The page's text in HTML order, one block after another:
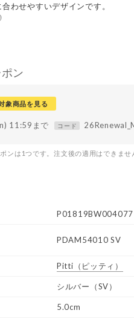
わせやすいデザインです。
ン
象商品を見る
11:59まで コード
ンは1つです。注文後の適用はできませ
P01819BW004077
PDAM54010 SV
Pitti （ピッティ）
シルバー（SV）
5.0cm